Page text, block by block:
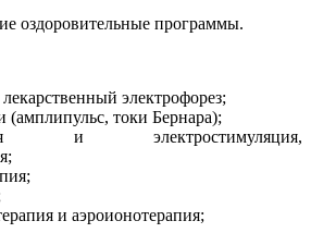
оздоровительные программы.
электрофорез;
(амплипульс, токи Бернара);
и электростимуляция,
и аэроионотерапия;